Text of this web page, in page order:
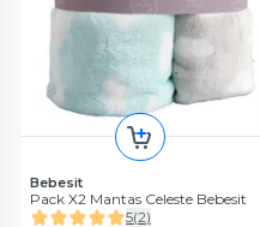
Bebesit
Pack X2 Mantas Celeste Bebesit
5(2)